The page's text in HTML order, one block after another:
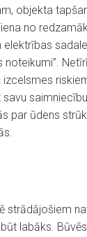
objekta
no
par ūdens
strādājošiem
labāks.